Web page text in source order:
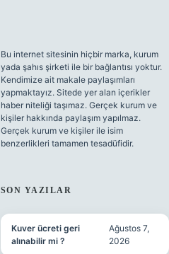
Bu internet sitesinin hiçbir marka, kurum
yada şahıs şirketi ile bir bağlantısı yoktur.
Kendimize ait makale paylaşımları
yapmaktayız. Sitede yer alan içerikler
haber niteliği taşımaz. Gerçek kurum ve
kişiler hakkında paylaşım yapılmaz.
Gerçek kurum ve kişiler ile isim
benzerlikleri tamamen tesadüfidir.
SON YAZILAR
Kuver ücreti geri
alınabilir mi ?
Ağustos 7,
2026